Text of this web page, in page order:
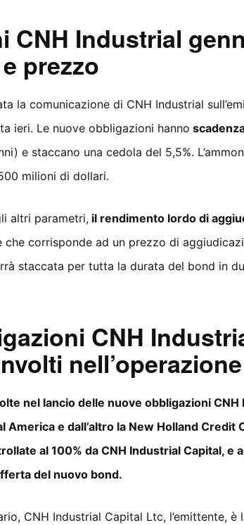
CNH Industrial
prezzo
la comunicazione di CNH Industrial
ieri. Le nuove obbligazioni hanno
e staccano una cedola del 5,5%.
milioni di dollari.
altri parametri, il rendimento lordo di
che corrisponde ad un prezzo di
staccata per tutta la durata del bond in
CNH
nell’operazione
nel lancio delle nuove obbligazioni CNH
America e dall’altro la New Holland Credit
al 100% da CNH Industrial Capital, e
del nuovo bond.
CNH Industrial Capital Ltc, l’emittente, è